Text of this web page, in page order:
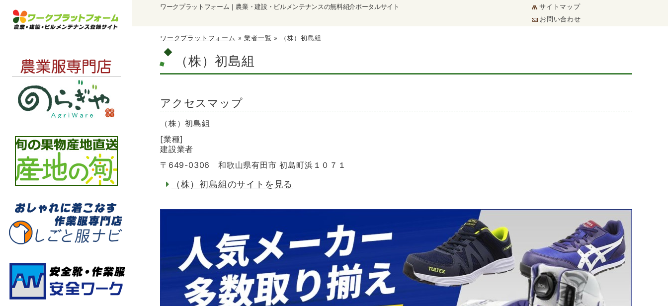
ワークプラットフォーム｜農業・建設・ビルメンテナンスの無料紹介ポータルサイト
サイトマップ
お問い合わせ
ワークプラットフォーム »業者一覧 » （株）初島組
（株）初島組
アクセスマップ
（株）初島組
[業種]
建設業者
〒649-0306 和歌山県有田市 初島町浜１０７１
（株）初島組のサイトを見る